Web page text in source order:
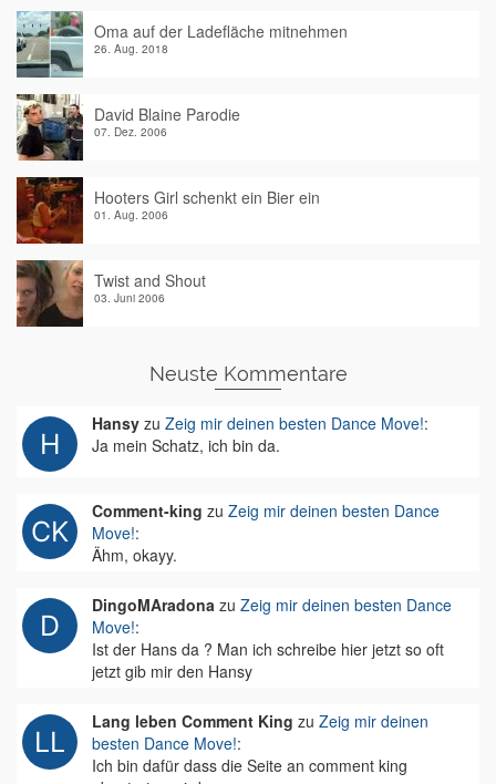
Oma auf der Ladefläche mitnehmen
26. Aug. 2018
David Blaine Parodie
07. Dez. 2006
Hooters Girl schenkt ein Bier ein
01. Aug. 2006
Twist and Shout
03. Juni 2006
Neuste Kommentare
Hansy zu Zeig mir deinen besten Dance Move!:
Ja mein Schatz, ich bin da.
Comment-king zu Zeig mir deinen besten Dance
Move!:
Ähm, okayy.
DingoMAradona zu Zeig mir deinen besten Dance
Move!:
Ist der Hans da ? Man ich schreibe hier jetzt so oft
jetzt gib mir den Hansy
Lang leben Comment King zu Zeig mir deinen
besten Dance Move!:
Ich bin dafür dass die Seite an comment king